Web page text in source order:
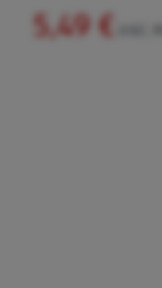
5,49 €